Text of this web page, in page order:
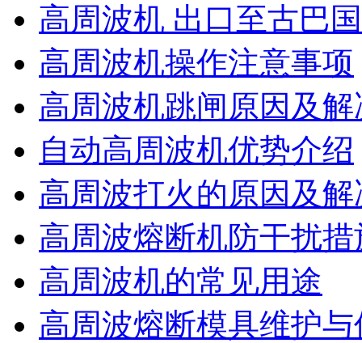
高周波机 出口至古巴
高周波机操作注意事项
高周波机跳闸原因及
自动高周波机优势介绍
高周波打火的原因及
高周波熔断机防干扰措
高周波机的常见用途
高周波熔断模具维护